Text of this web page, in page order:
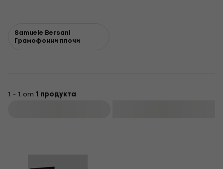
Samuele Bersani
Грамофонни плочи
1 - 1 от 1 продукта